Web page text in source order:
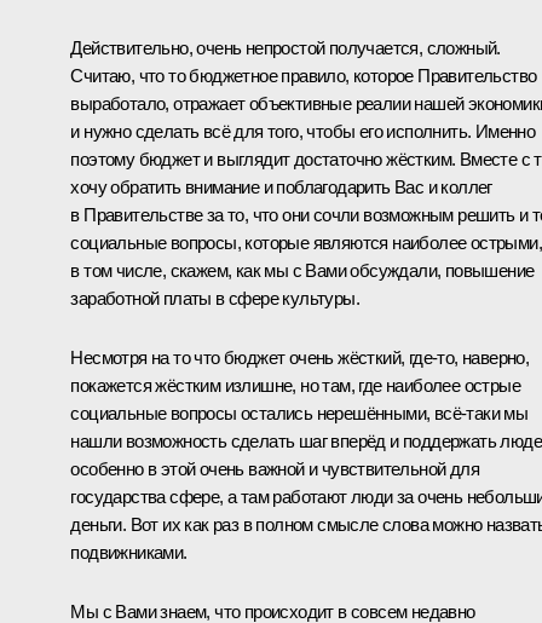
Действительно, очень непростой получается, сложный.
Считаю, что то бюджетное правило, которое Правительство
выработало, отражает объективные реалии нашей
и нужно сделать всё для того, чтобы его исполнить. Именно
поэтому бюджет и выглядит достаточно жёстким. Вместе с
хочу обратить внимание и поблагодарить Вас и коллег
в Правительстве за то, что они сочли возможным решить и
социальные вопросы, которые являются наиболее острыми,
в том числе, скажем, как мы с Вами обсуждали, повышение
заработной платы в сфере культуры.
Несмотря на то что бюджет очень жёсткий, где‑то, наверно,
покажется жёстким излишне, но там, где наиболее острые
социальные вопросы остались нерешёнными, всё‑таки мы
нашли возможность сделать шаг вперёд и поддержать
особенно в этой очень важной и чувствительной для
государства сфере, а там работают люди за очень
деньги. Вот их как раз в полном смысле слова можно
подвижниками.
Мы с Вами знаем, что происходит в совсем недавно